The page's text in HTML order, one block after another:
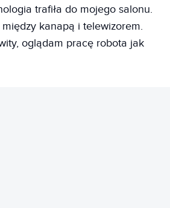
trafiła do mojego salonu.
kanapą i telewizorem.
oglądam pracę robota jak